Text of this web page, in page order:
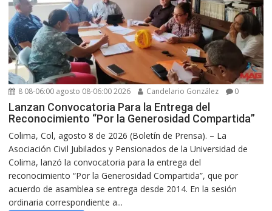
8 08-06:00 agosto 08-06:00 2026 Candelario González 0
Lanzan Convocatoria Para la Entrega del
Reconocimiento “Por la Generosidad Compartida”
Colima, Col, agosto 8 de 2026 (Boletín de Prensa). – La
Asociación Civil Jubilados y Pensionados de la Universidad de
Colima, lanzó la convocatoria para la entrega del
reconocimiento “Por la Generosidad Compartida”, que por
acuerdo de asamblea se entrega desde 2014. En la sesión
ordinaria correspondiente a...